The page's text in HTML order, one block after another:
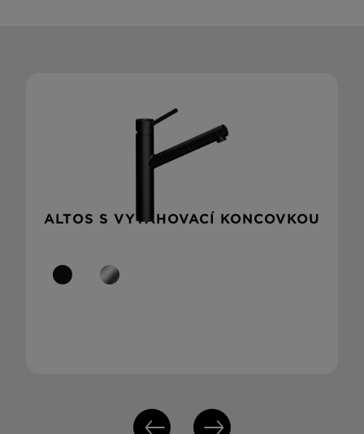
ALTOS S VYTAHOVACÍ KONCOVKOU